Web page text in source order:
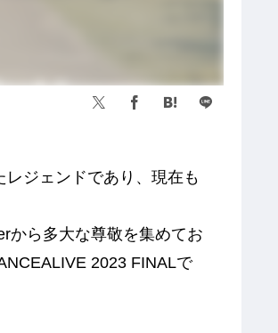
ジェンドであり、現在も
から多大な尊敬を集めてお
2023 FINALで